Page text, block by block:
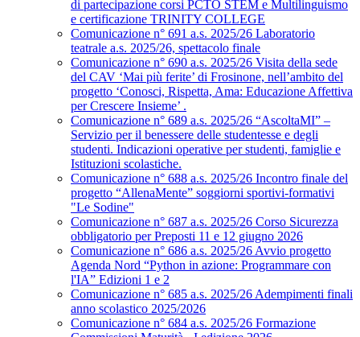
di partecipazione corsi PCTO STEM e Multilinguismo
e certificazione TRINITY COLLEGE
Comunicazione n° 691 a.s. 2025/26 Laboratorio
teatrale a.s. 2025/26, spettacolo finale
Comunicazione n° 690 a.s. 2025/26 Visita della sede
del CAV ‘Mai più ferite’ di Frosinone, nell’ambito del
progetto ‘Conosci, Rispetta, Ama: Educazione Affettiva
per Crescere Insieme’ .
Comunicazione n° 689 a.s. 2025/26 “AscoltaMI” –
Servizio per il benessere delle studentesse e degli
studenti. Indicazioni operative per studenti, famiglie e
Istituzioni scolastiche.
Comunicazione n° 688 a.s. 2025/26 Incontro finale del
progetto “AllenaMente” soggiorni sportivi‑formativi
"Le Sodine"
Comunicazione n° 687 a.s. 2025/26 Corso Sicurezza
obbligatorio per Preposti 11 e 12 giugno 2026
Comunicazione n° 686 a.s. 2025/26 Avvio progetto
Agenda Nord “Python in azione: Programmare con
l'IA” Edizioni 1 e 2
Comunicazione n° 685 a.s. 2025/26 Adempimenti finali
anno scolastico 2025/2026
Comunicazione n° 684 a.s. 2025/26 Formazione